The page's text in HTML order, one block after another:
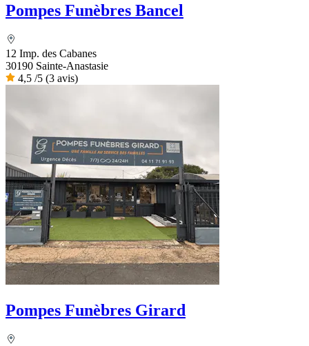
Pompes Funèbres Bancel
12 Imp. des Cabanes
30190 Sainte-Anastasie
4,5 /5 (3 avis)
Pompes Funèbres Girard